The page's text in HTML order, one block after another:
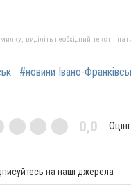
виділіть необхідний текст і
#новини Івано-
0,0
на наші джерела